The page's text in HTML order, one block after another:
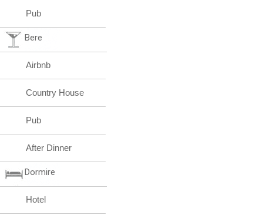
Pub
Bere
Airbnb
Country House
Pub
After Dinner
Dormire
Hotel